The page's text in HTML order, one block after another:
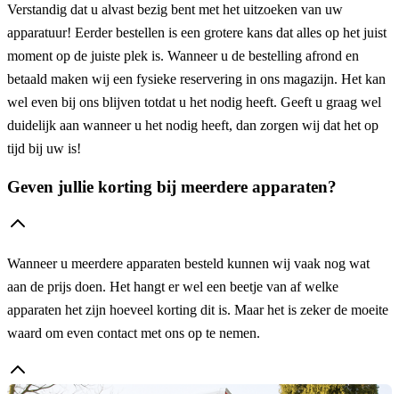
Verstandig dat u alvast bezig bent met het uitzoeken van uw
apparatuur! Eerder bestellen is een grotere kans dat alles op het juist
moment op de juiste plek is. Wanneer u de bestelling afrond en
betaald maken wij een fysieke reservering in ons magazijn. Het kan
wel even bij ons blijven totdat u het nodig heeft. Geeft u graag wel
duidelijk aan wanneer u het nodig heeft, dan zorgen wij dat het op
tijd bij uw is!
Geven jullie korting bij meerdere apparaten?
Wanneer u meerdere apparaten besteld kunnen wij vaak nog wat
aan de prijs doen. Het hangt er wel een beetje van af welke
apparaten het zijn hoeveel korting dit is. Maar het is zeker de moeite
waard om even contact met ons op te nemen.